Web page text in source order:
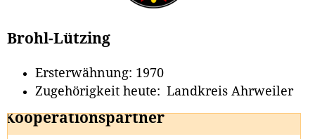
Brohl-Lützing
Ersterwähnung: 1970
Zugehörigkeit heute: Landkreis Ahrweiler
Kooperationspartner